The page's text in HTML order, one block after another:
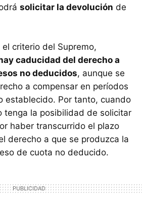
solicitar la devolución de
el criterio del Supremo,
caducidad del derecho a
no deducidos, aunque se
a compensar en períodos
establecido. Por tanto, cuando
tenga la posibilidad de solicitar
haber transcurrido el plazo
derecho a que se produzca la
de cuota no deducido.